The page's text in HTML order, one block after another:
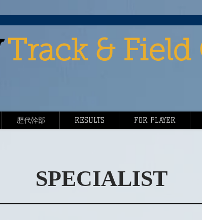
Track & Field
歴代幹部 RESULTS FOR PLAYER
SPECIALIST